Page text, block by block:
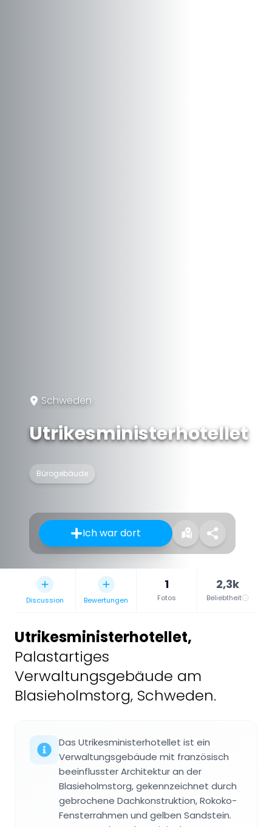
Schweden
Utrikesministerhotellet
Bürogebäude
Ich war dort
Discussion Bewertungen
1
Fotos
2,3k
Beliebtheit
Utrikesministerhotellet,
Palastartiges
Verwaltungsgebäude am
Blasieholmstorg, Schweden.
Das Utrikesministerhotellet ist ein
Verwaltungsgebäude mit französisch
beeinflusster Architektur an der
Blasieholmstorg, gekennzeichnet durch
gebrochene Dachkonstruktion, Rokoko-
Fensterrahmen und gelben Sandstein.